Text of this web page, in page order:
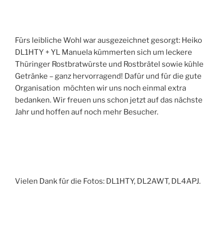
Fürs leibliche Wohl war ausgezeichnet gesorgt: Heiko
DL1HTY + YL Manuela kümmerten sich um leckere
Thüringer Rostbratwürste und Rostbrätel sowie kühle
Getränke – ganz hervorragend! Dafür und für die gute
Organisation möchten wir uns noch einmal extra
bedanken. Wir freuen uns schon jetzt auf das nächste
Jahr und hoffen auf noch mehr Besucher.
Vielen Dank für die Fotos: DL1HTY, DL2AWT, DL4APJ.